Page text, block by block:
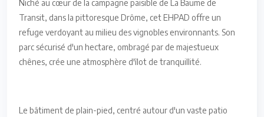
Niché au cœur de la campagne paisible de La Baume de
Transit, dans la pittoresque Drôme, cet EHPAD offre un
refuge verdoyant au milieu des vignobles environnants. Son
parc sécurisé d'un hectare, ombragé par de majestueux
chênes, crée une atmosphère d'îlot de tranquillité.
Le bâtiment de plain-pied, centré autour d'un vaste patio